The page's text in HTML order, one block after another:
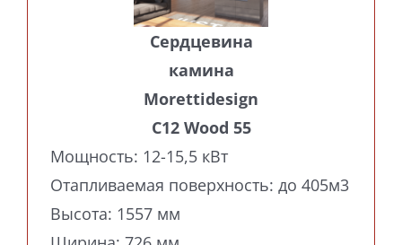
Сердцевина
камина
Morettidesign
C12 Wood 55
Мощность: 12-15,5 кВт
Отапливаемая поверхность: до 405м3
Высота: 1557 мм